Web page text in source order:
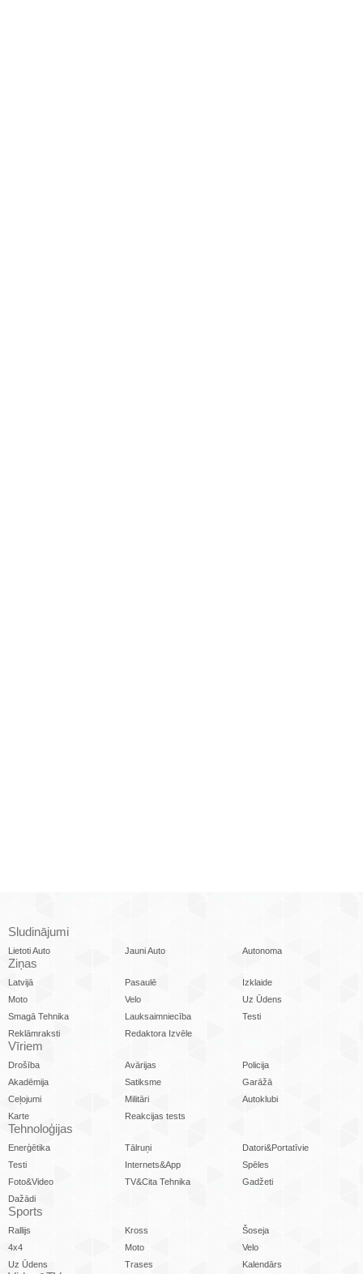
Sludinājumi
Lietoti Auto Jauni Auto Autonoma
Ziņas
Latvijā Pasaulē
Izklaide
Moto
Velo
Uz Ūdens
Smagā Tehnika
Lauksaimniecība
Testi
Reklāmraksti
Redaktora Izvēle
Vīriem
Drošība Avārijas
Policija
Akadēmija
Satiksme
Garāžā
Ceļojumi
Militāri
Autoklubi
Karte
Reakcijas tests
Tehnoloģijas
Enerģētika Tālruņi
Datori&Portatīvie
Testi
Internets&App
Spēles
Foto&Video
TV&Cita Tehnika
Gadžeti
Dažādi
Sports
Rallijs Kross
Šoseja
4x4
Moto
Velo
Uz Ūdens
Trases Kalendārs